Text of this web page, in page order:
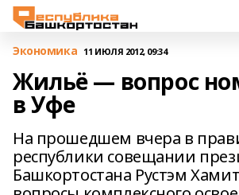
Экономика 11 ИЮЛЯ 2012, 09:34
Жильё — вопрос
в Уфе
На прошедшем вчера в
республики совещании
Башкортостана Рустэм